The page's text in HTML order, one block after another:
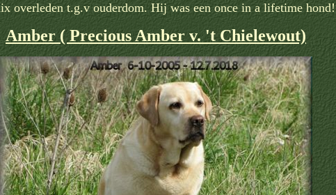
overleden t.g.v ouderdom. Hij was een once in a lifetime hond!
Amber ( Precious Amber v. 't Chielewout)